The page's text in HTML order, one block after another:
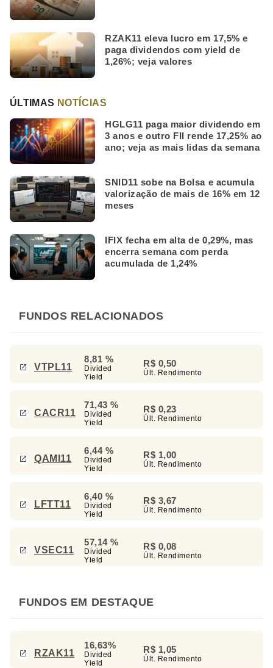
RZAK11 eleva lucro em 17,5% e
paga dividendos com yield de
1,26%; veja valores
ÚLTIMAS NOTÍCIAS
HGLG11 paga maior dividendo em
3 anos e outro FII rende 17,25% ao
ano; veja as mais lidas da semana
SNID11 sobe na Bolsa e acumula
valorização de mais de 16% em 12
meses
IFIX fecha em alta de 0,29%, mas
encerra semana com perda
acumulada de 1,24%
FUNDOS RELACIONADOS
VTPL11
8,81 %
Divided
Yield
R$ 0,50
Últ. Rendimento
CACR11
71,43 %
Divided
Yield
R$ 0,23
Últ. Rendimento
QAMI11
6,44 %
Divided
Yield
R$ 1,00
Últ. Rendimento
LFTT11
6,40 %
Divided
Yield
R$ 3,67
Últ. Rendimento
VSEC11
57,14 %
Divided
Yield
R$ 0,08
Últ. Rendimento
FUNDOS EM DESTAQUE
RZAK11
16,63%
Divided
Yield
R$ 1,05
Últ. Rendimento